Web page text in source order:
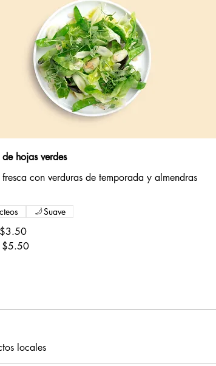
hojas verdes
fresca con verduras de temporada y almendras
$3.50
$5.50
Suave
locales